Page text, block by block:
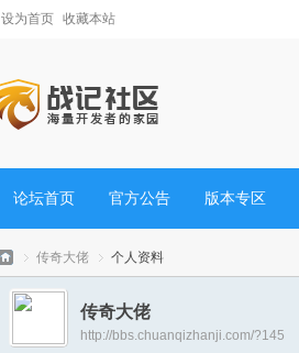
设为首页 收藏本站
论坛首页 官方公告 版本专区
传奇大佬 个人资料
传奇大佬
http://bbs.chuanqizhanji.com/?145